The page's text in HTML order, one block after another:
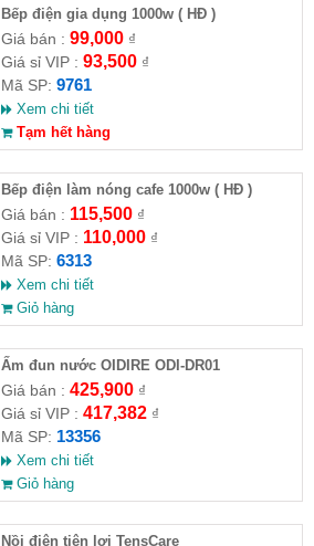
Bếp điện gia dụng 1000w ( HĐ )
Giá bán : 99,000₫
Giá sỉ VIP : 93,500₫
Mã SP: 9761
Xem chi tiết
Tạm hết hàng
Bếp điện làm nóng cafe 1000w ( HĐ )
Giá bán : 115,500₫
Giá sỉ VIP : 110,000₫
Mã SP: 6313
Xem chi tiết
Giỏ hàng
Ấm đun nước OIDIRE ODI-DR01
Giá bán : 425,900₫
Giá sỉ VIP : 417,382₫
Mã SP: 13356
Xem chi tiết
Giỏ hàng
Nồi điện tiện lợi TensCare